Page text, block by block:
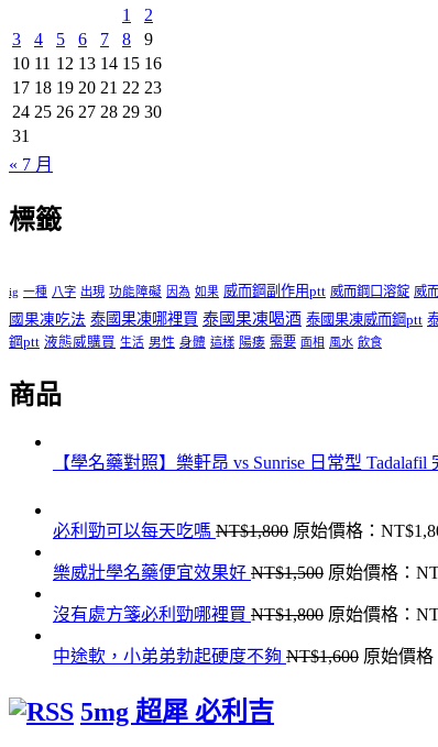
1
2
3
4 5 6 7 8
9
10 11 12 13 14 15 16
17 18 19 20 21 22 23
24 25 26 27 28 29 30
31
« 7 月
標籤
ig 一種 八字 出現 功能障礙 因為 如果 威而鋼副作用ptt 威而鋼口溶錠 威
國果凍吃法 泰國果凍哪裡買 泰國果凍喝酒 泰國果凍威而鋼ptt
鋼ptt 液態威購買 生活 男性 身體 這樣 陽痿 需要 面相 風水 飲食
商品
【學名藥對照】樂軒昂 vs Sunrise 日常型 Tadalafil
必利勁可以每天吃嗎 NT$1,800 原始價格：
樂威壯學名藥便宜效果好 NT$1,500 原始價格：
沒有處方箋必利勁哪裡買 NT$1,800 原始價格：
中途軟，小弟弟勃起硬度不夠 NT$1,600 原始價格
5mg 超犀 必利吉